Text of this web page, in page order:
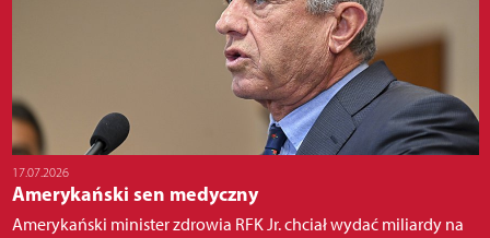
17.07.2026
Amerykański sen medyczny
Amerykański minister zdrowia RFK Jr. chciał wydać miliardy na